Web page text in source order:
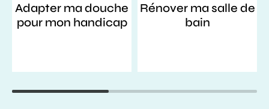
Adapter ma douche
pour mon handicap
Rénover ma salle de
bain